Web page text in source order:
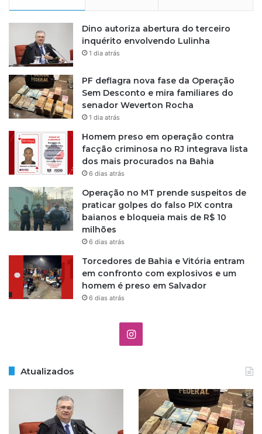
Dino autoriza abertura do terceiro
inquérito envolvendo Lulinha
1 dia atrás
PF deflagra nova fase da Operação
Sem Desconto e mira familiares do
senador Weverton Rocha
1 dia atrás
Homem preso em operação contra
facção criminosa no RJ integrava lista
dos mais procurados na Bahia
6 dias atrás
Operação no MT prende suspeitos de
praticar golpes do falso PIX contra
baianos e bloqueia mais de R$ 10
milhões
6 dias atrás
Torcedores de Bahia e Vitória entram
em confronto com explosivos e um
homem é preso em Salvador
6 dias atrás
I
t
a
Atualizados